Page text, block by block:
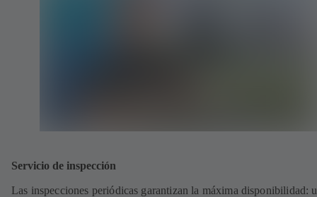
Servicio de inspección
Las inspecciones periódicas garantizan la máxima disponibilidad: